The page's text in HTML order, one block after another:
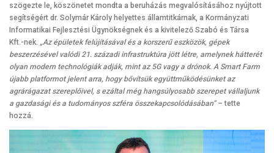
szögezte le, köszönetet mondta a beruházás megvalósításához nyújtott
segítségért dr. Solymár Károly helyettes államtitkárnak, a Kormányzati
Informatikai Fejlesztési Ügynökségnek és a kivitelező Szabó és Társa
Kft.-nek. „Az épületek felújításával és a korszerű eszközök, gépek
beszerzésével valódi 21. századi infrastruktúra jött létre, amelynek hátterét
olyan modern technológiák adják, mint az 5G vagy a drónok. A Smart Farm
újabb platformot jelent arra, hogy bővítsük együttműködésünket az
agrárágazat szereplőivel, s ezáltal még hangsúlyosabb szerepet vállaljunk
a gazdasági és a tudományos szféra összekapcsolódásában”– tette
hozzá.